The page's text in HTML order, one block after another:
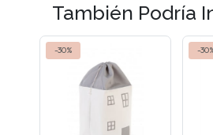
También Podría
-30% -